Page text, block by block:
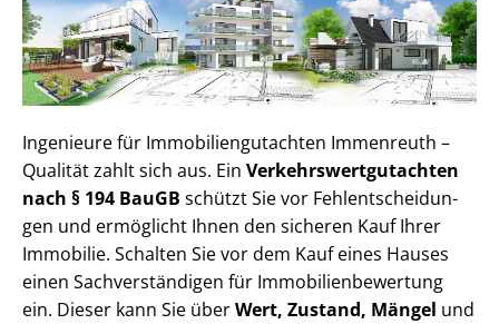
Ingenieure für Im­mo­bi­li­en­gut­ach­ten Immenreuth –
Qualität zahlt sich aus. Ein Ver­kehrs­wert­gut­ach­ten
nach § 194 BauGB schützt Sie vor Fehl­ent­schei­dun­
gen und ermöglicht Ihnen den sicheren Kauf Ihrer
Immobilie. Schalten Sie vor dem Kauf eines Hauses
einen Sach­ver­stän­di­gen für Im­mo­bi­li­en­be­wer­tung
ein. Dieser kann Sie überWert, Zustand, Mängel und